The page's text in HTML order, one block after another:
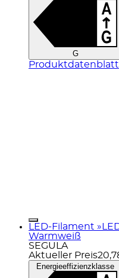
G
Produktdatenblatt
LED-Filament
Warmweiß
SEGULA
Aktueller Preis
Energieeffizienzklasse